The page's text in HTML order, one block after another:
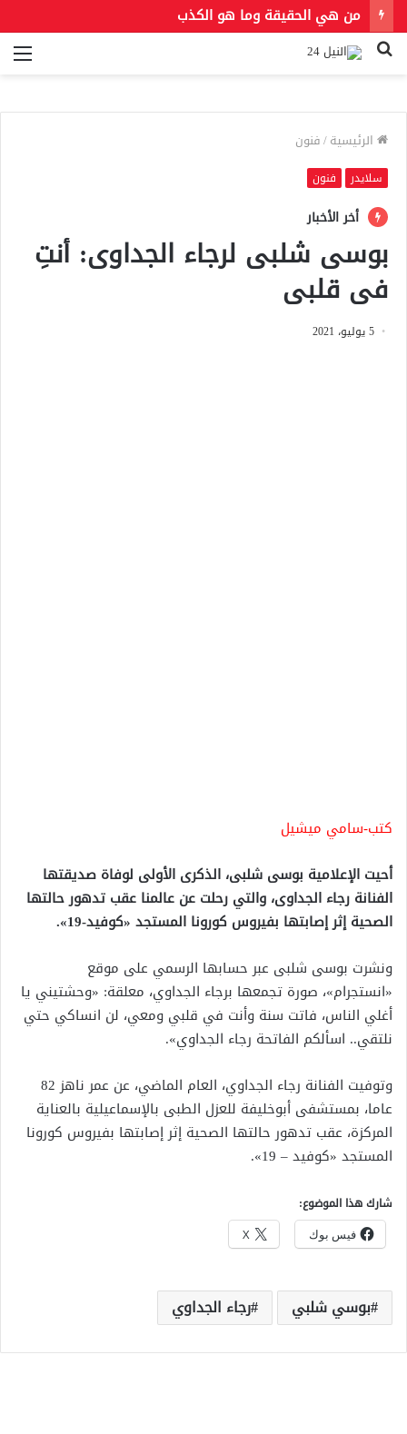
من هي الحقيقة وما هو الكذب
بحث
الرئيسية/فنون
سلايدر فنون
أخر الأخبار
بوسى شلبى لرجاء الجداوى: أنتِ
فى قلبى
5 يوليو، 2021
كتب-سامي ميشيل
أحيت الإعلامية بوسى شلبى، الذكرى الأولى لوفاة صديقتها
الفنانة رجاء الجداوى، والتي رحلت عن عالمنا عقب تدهور حالتها
الصحية إثر إصابتها بفيروس كورونا المستجد «كوفيد-19».
ونشرت بوسى شلبى عبر حسابها الرسمي على موقع
«انستجرام»، صورة تجمعها برجاء الجداوي، معلقة: «وحشتيني يا
أغلي الناس، فاتت سنة وأنت في قلبي ومعي، لن انساكي حتي
نلتقي.. اسألكم الفاتحة رجاء الجداوي».
وتوفيت الفنانة رجاء الجداوي، العام الماضي، عن عمر ناهز 82
عاما، بمستشفى أبوخليفة للعزل الطبى بالإسماعيلية بالعناية
المركزة، عقب تدهور حالتها الصحية إثر إصابتها بفيروس كورونا
المستجد «كوفيد – 19».
شارك هذا الموضوع:
فيس بوك X
بوسي شلبي رجاء الجداوي